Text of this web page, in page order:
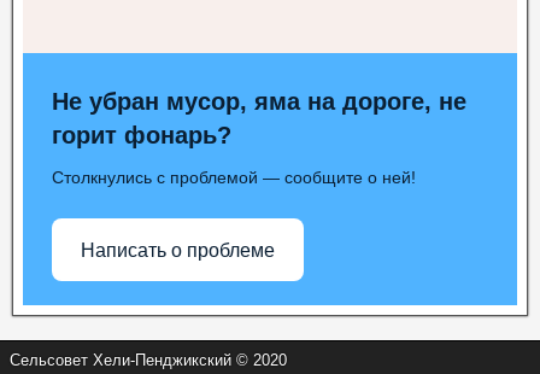
Не убран мусор, яма на дороге, не
горит фонарь?
Столкнулись с проблемой — сообщите о ней!
Написать о проблеме
Сельсовет Хели-Пенджикский © 2020